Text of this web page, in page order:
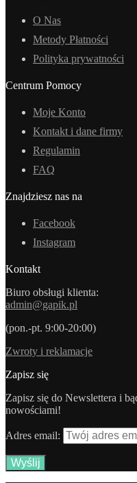
O Nas
Metody Płatności
Polityka prywatności
Centrum Pomocy
Moje Konto
Kontakt i dane firmy
Regulamin
FAQ
Znajdziesz nas na
Facebook
Instagram
Kontakt
Biuro obsługi klienta:
admin@gapik.pl
(pon.-pt. 9:00-20:00)
Zwroty i reklamacje
Zapisz się
Zapisz się do Newslettera i
nowościami!
Adres email: